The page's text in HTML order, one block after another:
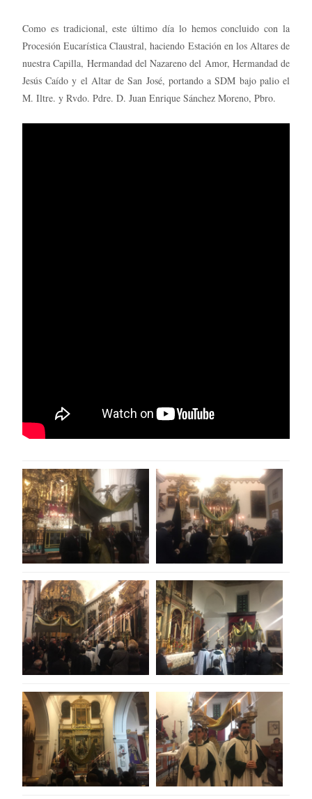
Como es tradicional, este último día lo hemos concluido con la
Procesión Eucarística Claustral, haciendo Estación en los Altares de
nuestra Capilla, Hermandad del Nazareno del Amor, Hermandad de
Jesús Caído y el Altar de San José, portando a SDM bajo palio el
M. Iltre. y Rvdo. Pdre. D. Juan Enrique Sánchez Moreno, Pbro.